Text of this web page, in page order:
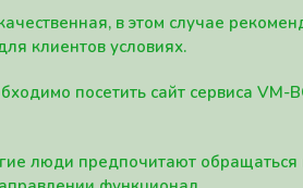
в этом случае
клиентов условиях.
посетить сайт сервиса
люди предпочитают